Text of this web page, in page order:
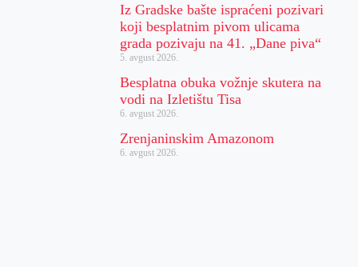
Iz Gradske bašte ispraćeni pozivari
koji besplatnim pivom ulicama
grada pozivaju na 41. „Dane piva“
5. avgust 2026.
Besplatna obuka vožnje skutera na
vodi na Izletištu Tisa
6. avgust 2026.
Zrenjaninskim Amazonom
6. avgust 2026.